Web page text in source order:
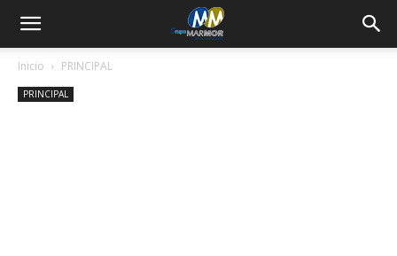
Inicio PRINCIPAL
PRINCIPAL